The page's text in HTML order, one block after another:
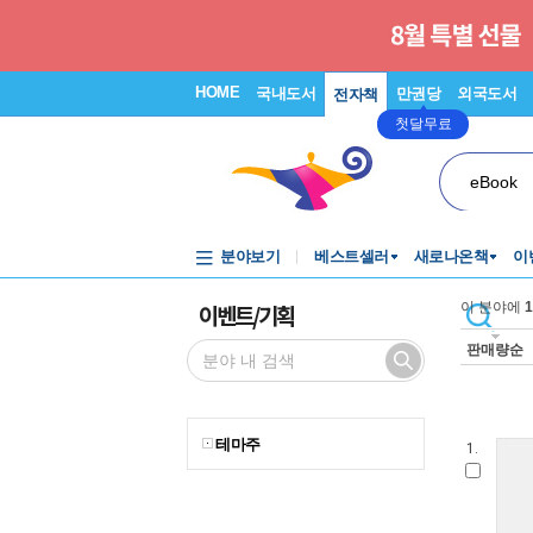
HOME 국내도서 전자책 만권당
첫달무료
외국도서
eBook
분야보기 베스트셀러 새로나온책 이
이벤트/기획
테마주
이 분야에
판매량순
1.